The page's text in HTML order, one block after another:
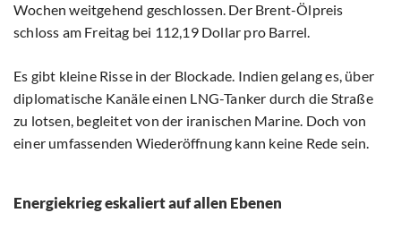
Wochen weitgehend geschlossen. Der Brent-Ölpreis
schloss am Freitag bei 112,19 Dollar pro Barrel.
Es gibt kleine Risse in der Blockade. Indien gelang es, über
diplomatische Kanäle einen LNG-Tanker durch die Straße
zu lotsen, begleitet von der iranischen Marine. Doch von
einer umfassenden Wiederöffnung kann keine Rede sein.
Energiekrieg eskaliert auf allen Ebenen